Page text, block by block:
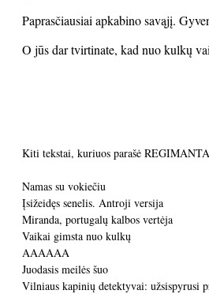
Paprasčiausiai apkabino savąjį.
O jūs dar tvirtinate, kad nuo kulkų
Kiti tekstai, kuriuos parašė
Namas su vokiečiu
Įsižeidęs senelis. Antroji versija
Miranda, portugalų kalbos vertėja
Vaikai gimsta nuo kulkų
AAAAAA
Juodasis meilės šuo
Vilniaus kapinių detektyvai: užsispyrusi